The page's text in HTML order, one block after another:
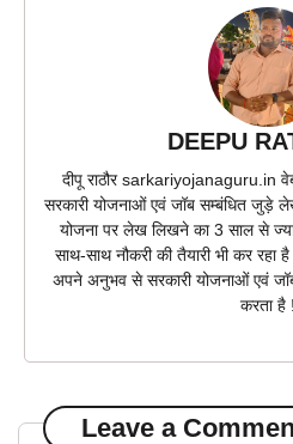
DEEPU
दीपू राठौर sarkariyojanaguru.in
सरकारी योजनाओं एवं जॉब सम्बंधित जुड़े
योजना पर लेख लिखने का 3 साल से
साथ-साथ नौकरी की तैयारी भी कर
अपने अनुभव से सरकारी योजनाओं एवं
करता है !
Leave a